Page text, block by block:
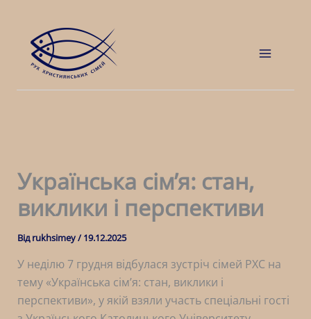
вмісту
Menu
Українська сімʼя: стан,
виклики і перспективи
Відrukhsimey/ 19.12.2025
У неділю 7 грудня відбулася зустріч сімей РХС на
тему «Українська сімʼя: стан, виклики і
перспективи», у якій взяли участь спеціальні гості